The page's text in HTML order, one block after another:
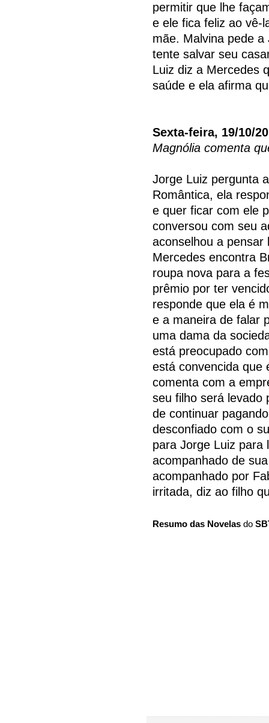
permitir que lhe
e ele fica feliz ao vê-
mãe. Malvina pede
tente salvar seu
Luiz diz a Mercedes
saúde e ela afirma
Sexta-feira, 19/10/
Magnólia comenta
Jorge Luiz pergunta
Romântica, ela
e quer ficar com ele
conversou com seu
aconselhou a
Mercedes encontra
roupa nova para a
prêmio por ter
responde que ela é
e a maneira de falar
uma dama da
está preocupado
está convencida que
comenta com a
seu filho será levado
de continuar
desconfiado com o
para Jorge Luiz para
acompanhado de
acompanhado por
irritada, diz ao filho
Resumo das Novelas do